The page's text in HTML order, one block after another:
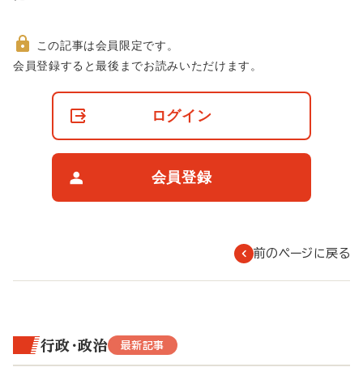
非
この記事は会員限定です。
会員登録すると最後までお読みいただけます。
ログイン
会員登録
前のページに戻る
行政・政治 最新記事